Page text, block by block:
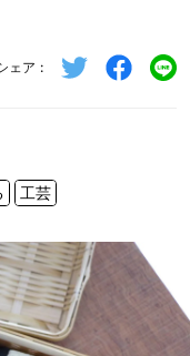
ェア
工芸